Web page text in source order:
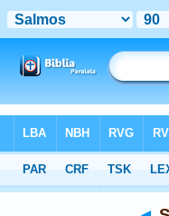
>JUB> Salmos 90